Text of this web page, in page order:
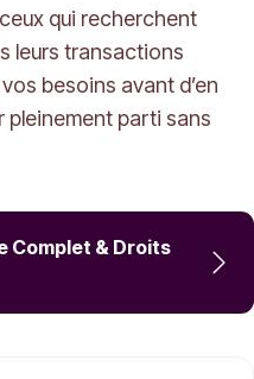
qui recherchent
leurs transactions
besoins avant d’en
pleinement parti sans
Complet & Droits